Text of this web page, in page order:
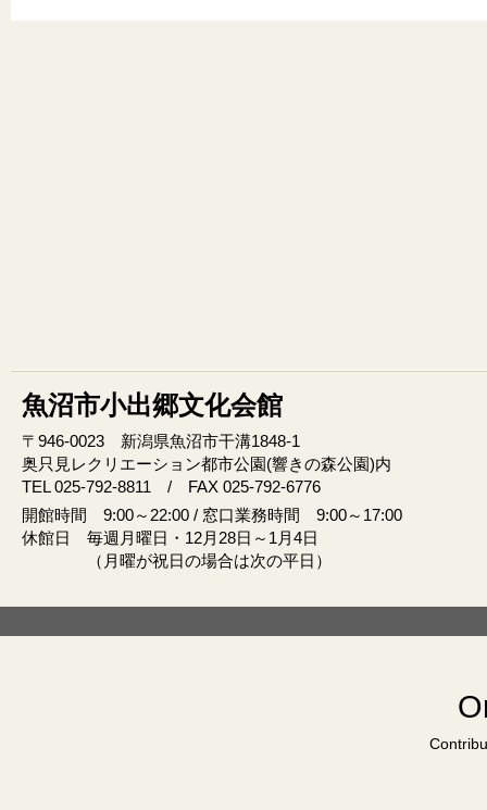
魚沼市小出郷文化会館
〒946‐0023 新潟県魚沼市干溝1848‐1
奥只見レクリエーション都市公園(響きの森公園)内
TEL 025-792-8811 / FAX 025-792-6776
開館時間 9:00～22:00 / 窓口業務時間 9:00～17:00
休館日 毎週月曜日・12月28日～1月4日
（月曜が祝日の場合は次の平日）